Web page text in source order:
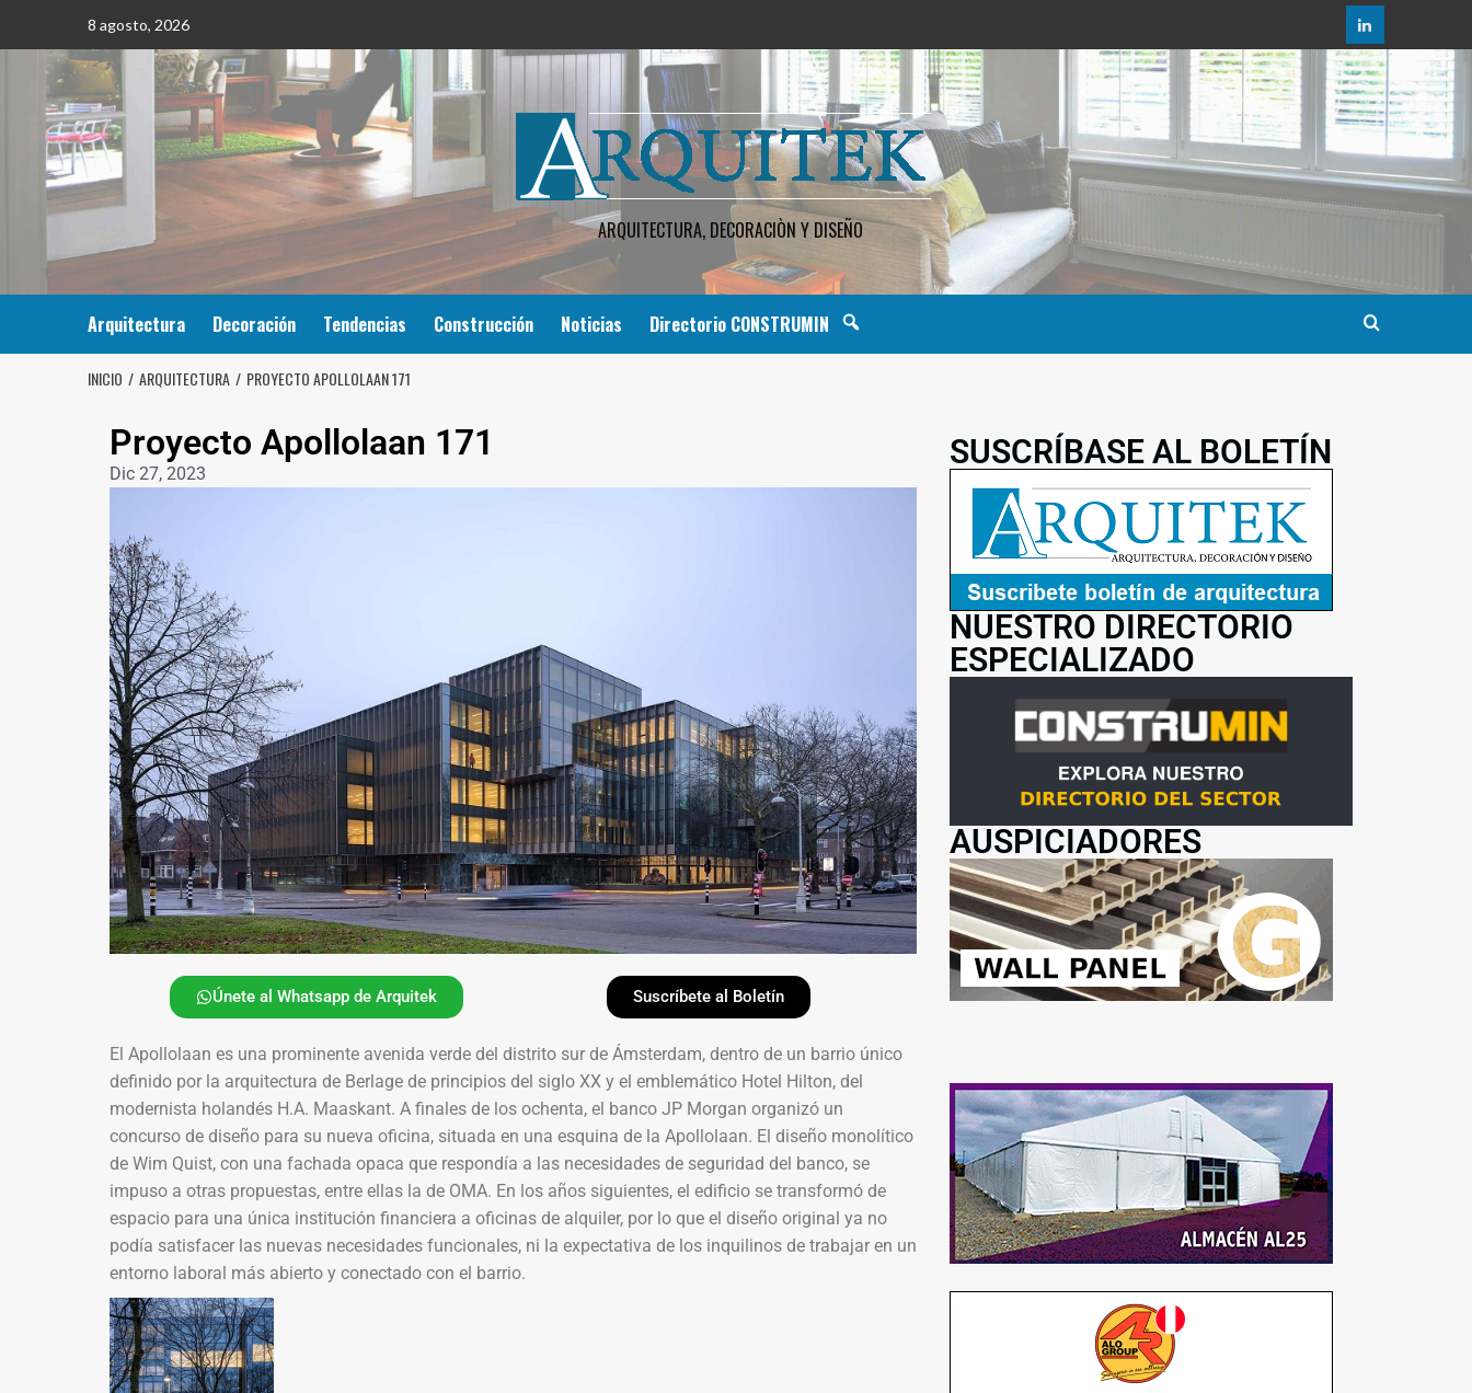
8 agosto, 2026
ARQUITECTURA, DECORACIÒN Y DISEÑO
Arquitectura Decoración Tendencias Construcción Noticias Directorio CONSTRUMIN
INICIO ARQUITECTURA PROYECTO APOLLOLAAN 171
Proyecto Apollolaan 171
Dic 27, 2023
Únete al Whatsapp de Arquitek Suscríbete al Boletín
El Apollolaan es una prominente avenida verde del distrito sur de Ámsterdam, dentro de un barrio único
definido por la arquitectura de Berlage de principios del siglo XX y el emblemático Hotel Hilton, del
modernista holandés H.A. Maaskant. A finales de los ochenta, el banco JP Morgan organizó un
concurso de diseño para su nueva oficina, situada en una esquina de la Apollolaan. El diseño monolítico
de Wim Quist, con una fachada opaca que respondía a las necesidades de seguridad del banco, se
impuso a otras propuestas, entre ellas la de OMA. En los años siguientes, el edificio se transformó de
espacio para una única institución financiera a oficinas de alquiler, por lo que el diseño original ya no
podía satisfacer las nuevas necesidades funcionales, ni la expectativa de los inquilinos de trabajar en un
entorno laboral más abierto y conectado con el barrio.
SUSCRÍBASE AL BOLETÍN
NUESTRO DIRECTORIO
ESPECIALIZADO
AUSPICIADORES